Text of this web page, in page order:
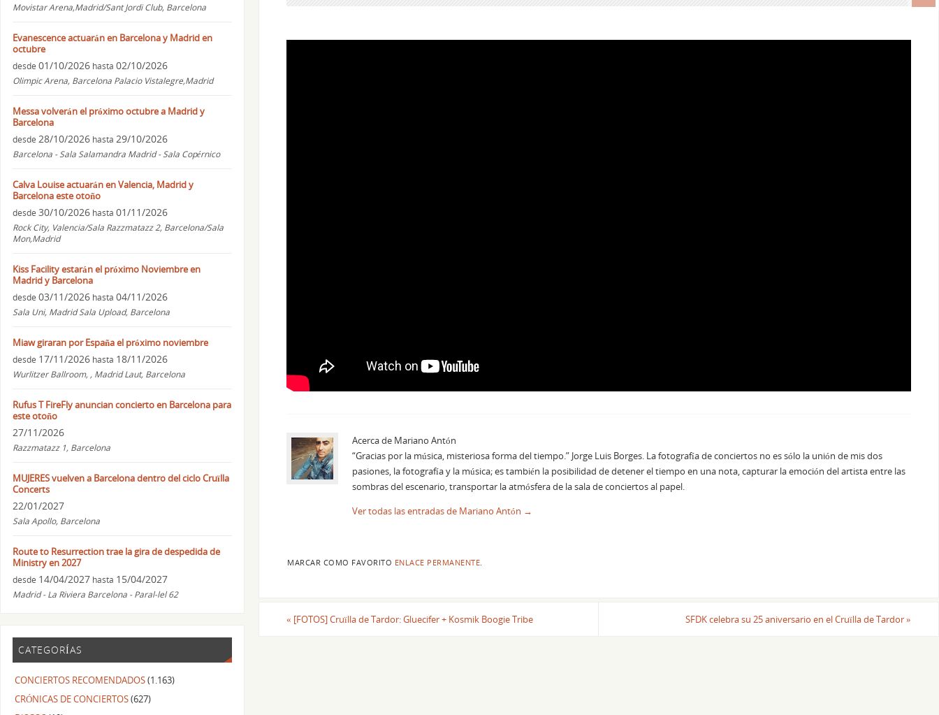
Acerca de Mariano Antón
“Gracias por la música, misteriosa forma del tiempo.” Jorge Luis Borges. La fotografía de conciertos no es sólo la unión de mis dos
pasiones, la fotografía y la música; es también la posibilidad de detener el tiempo en una nota, capturar la emoción del artista entre las
sombras del escenario, transportar la atmósfera de la sala de conciertos al papel.
Ver todas las entradas de Mariano Antón →
MARCAR COMO FAVORITO ENLACE PERMANENTE
« [FOTOS] Cruïlla de Tardor: Gluecifer + Kosmik Boogie Tribe SFDK celebra su 25 aniversario en el Cruïlla de Tardor»
Movistar Arena,Madrid/Sant Jordi Club, Barcelona
Evanescence actuarán en Barcelona y Madrid en
octubre
desde 01/10/2026 hasta 02/10/2026
Olimpic Arena, Barcelona Palacio Vistalegre,Madrid
Messa volverán el próximo octubre a Madrid y
Barcelona
desde 28/10/2026 hasta 29/10/2026
Barcelona - Sala Salamandra Madrid - Sala Copérnico
Calva Louise actuarán en Valencia, Madrid y
Barcelona este otoño
desde 30/10/2026 hasta 01/11/2026
Rock City, Valencia/Sala Razzmatazz 2, Barcelona/Sala
Mon,Madrid
Kiss Facility estarán el próximo Noviembre en
Madrid y Barcelona
desde 03/11/2026 hasta 04/11/2026
Sala Uni, Madrid Sala Upload, Barcelona
Miaw giraran por España el próximo noviembre
desde 17/11/2026 hasta 18/11/2026
Wurlitzer Ballroom, , Madrid Laut, Barcelona
Rufus T FireFly anuncian concierto en Barcelona para
este otoño
27/11/2026
Razzmatazz 1, Barcelona
MUJERES vuelven a Barcelona dentro del ciclo Cruïlla
Concerts
22/01/2027
Sala Apollo, Barcelona
Route to Resurrection trae la gira de despedida de
Ministry en 2027
desde 14/04/2027 hasta 15/04/2027
Madrid - La Riviera Barcelona - Paral-lel 62
CATEGORÍAS
CONCIERTOS RECOMENDADOS(1.163)
CRÓNICAS DE CONCIERTOS(627)